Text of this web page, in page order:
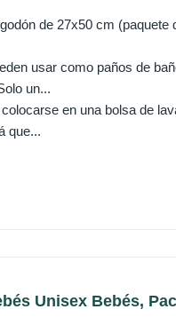
de 27x50 cm
usar como paños de
un...
en una bolsa de
que...
Unisex Bebés,